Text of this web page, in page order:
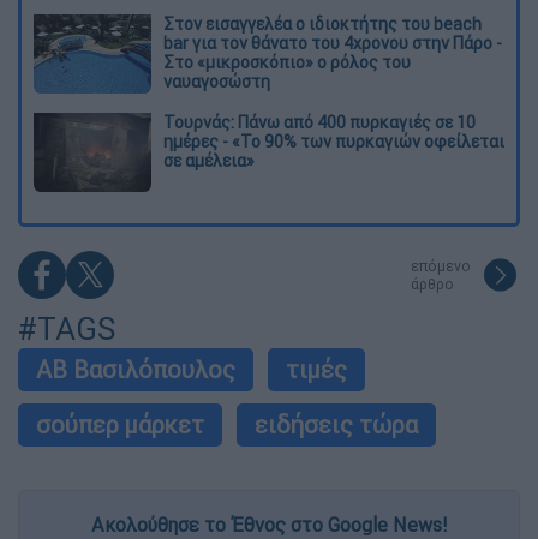
Στον εισαγγελέα ο ιδιοκτήτης του beach
bar για τον θάνατο του 4χρονου στην Πάρο -
Στο «μικροσκόπιο» ο ρόλος του
ναυαγοσώστη
Τουρνάς: Πάνω από 400 πυρκαγιές σε 10
ημέρες - «Το 90% των πυρκαγιών οφείλεται
σε αμέλεια»
επόμενο
άρθρο
#TAGS
ΑΒ Βασιλόπουλος
τιμές
σούπερ μάρκετ
ειδήσεις τώρα
Ακολούθησε το Έθνος στο Google News!